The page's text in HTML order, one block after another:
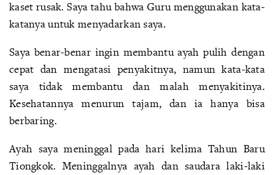
kaset rusak. Saya tahu bahwa Guru menggunakan kata-
katanya untuk menyadarkan saya.
Saya benar-benar ingin membantu ayah pulih dengan
cepat dan mengatasi penyakitnya, namun kata-kata
saya tidak membantu dan malah menyakitinya.
Kesehatannya menurun tajam, dan ia hanya bisa
berbaring.
Ayah saya meninggal pada hari kelima Tahun Baru
Tiongkok. Meninggalnya ayah dan saudara laki-laki